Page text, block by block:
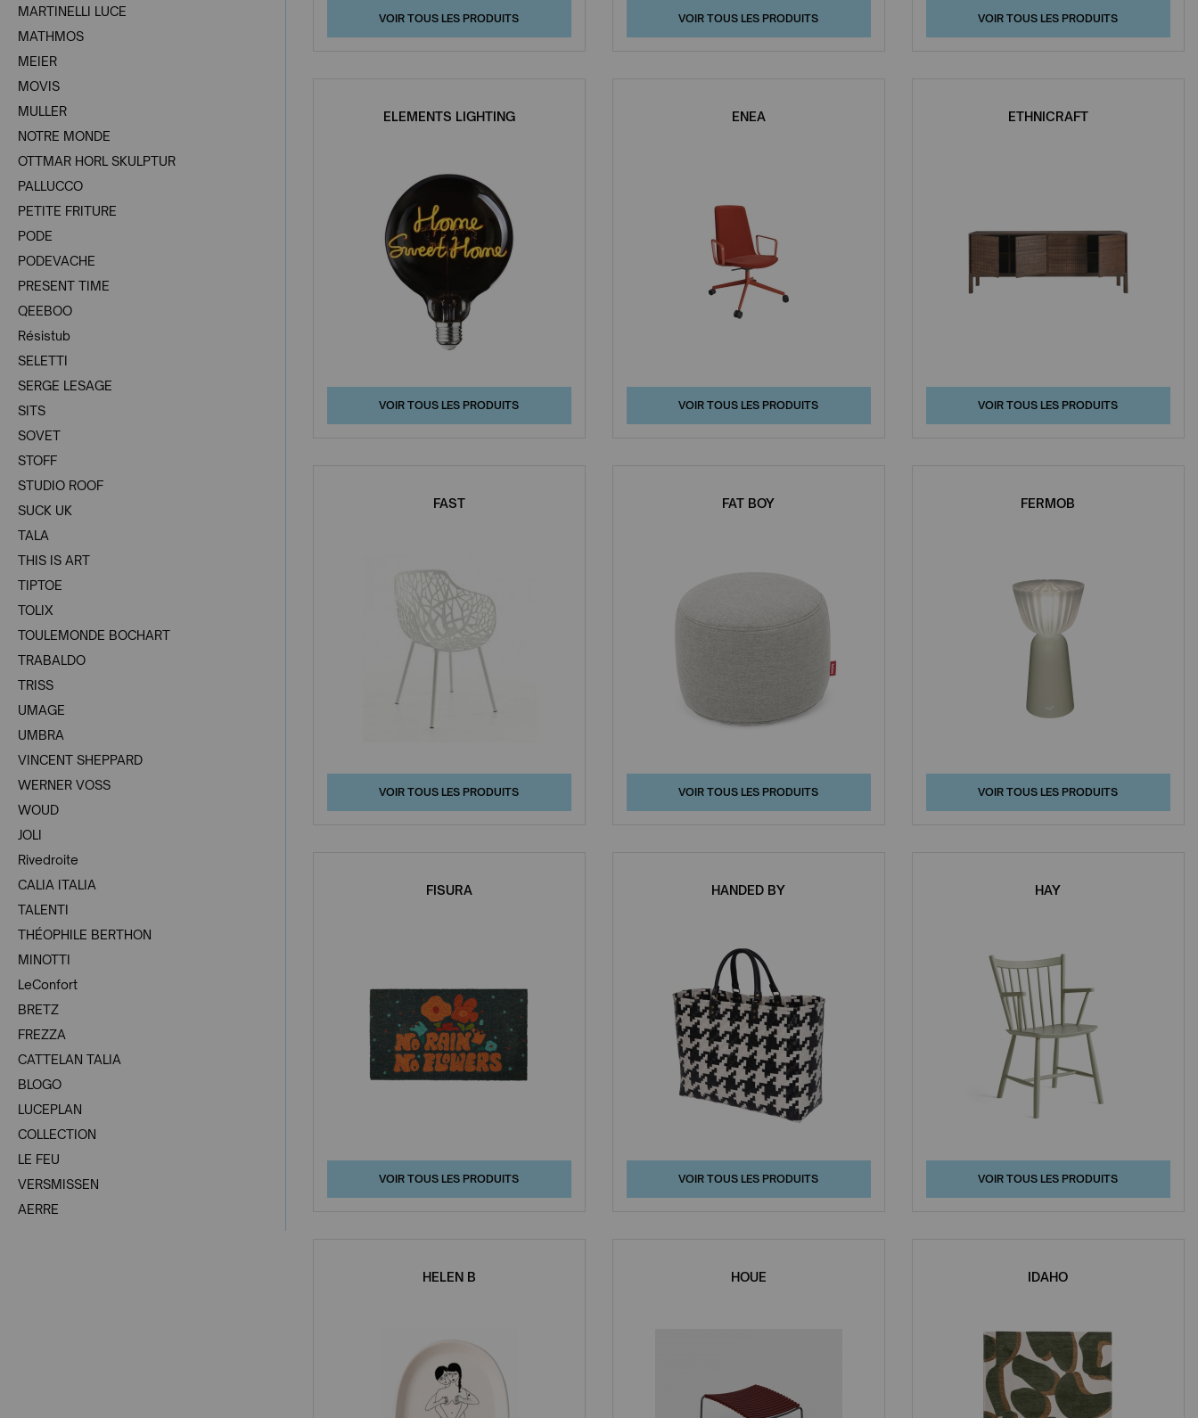
MARTINELLI LUCE
MATHMOS
MEIER
MOVIS
MULLER
NOTRE MONDE
OTTMAR HORL SKULPTUR
PALLUCCO
PETITE FRITURE
PODE
PODEVACHE
PRESENT TIME
QEEBOO
Résistub
SELETTI
SERGE LESAGE
SITS
SOVET
STOFF
STUDIO ROOF
SUCK UK
TALA
THIS IS ART
TIPTOE
TOLIX
TOULEMONDE BOCHART
TRABALDO
TRISS
UMAGE
UMBRA
VINCENT SHEPPARD
WERNER VOSS
WOUD
JOLI
Rivedroite
CALIA ITALIA
TALENTI
THÉOPHILE BERTHON
MINOTTI
LeConfort
BRETZ
FREZZA
CATTELAN TALIA
BLOGO
LUCEPLAN
COLLECTION
LE FEU
VERSMISSEN
AERRE
VOIR TOUS LES PRODUITS VOIR TOUS LES PRODUITS VOIR TOUS LES PRODUITS
ELEMENTS LIGHTING
VOIR TOUS LES PRODUITS
ENEA
VOIR TOUS LES PRODUITS
ETHNICRAFT
VOIR TOUS LES PRODUITS
FAST
VOIR TOUS LES PRODUITS
FAT BOY
VOIR TOUS LES PRODUITS
FERMOB
VOIR TOUS LES PRODUITS
FISURA
VOIR TOUS LES PRODUITS
HANDED BY
VOIR TOUS LES PRODUITS
HAY
VOIR TOUS LES PRODUITS
HELEN B HOUE IDAHO